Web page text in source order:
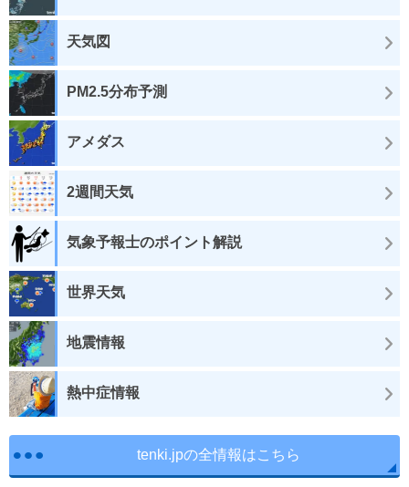
天気図
PM2.5分布予測
アメダス
2週間天気
気象予報士のポイント解説
世界天気
地震情報
熱中症情報
tenki.jpの全情報はこちら